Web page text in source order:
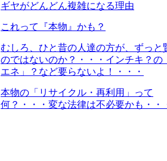
ギヤがどんどん複雑になる理由
これって『本物』かも？
むしろ、ひと昔の人達の方が、ずっと
のではないのか？・・・インチキ？の
エネ」？など要らないよ！・・・
本物の「リサイクル・再利用」って
何？・・・変な法律は不必要かも・・